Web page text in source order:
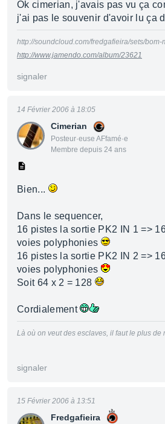
Ok cimerian, j'avais pas vu ça
j'ai pas le souvenir d'avoir lu ça
http://soundcloud.com/fredgafieira/sets/bom-
http://www.jamendo.com/album/23621
signaler
Cimerian
Posteur·euse AFfamé·e
Membre depuis 24 ans
14 Février 2006 à 18:05
Bien...
Dans le sequencer,
16 pistes la sortie PK2 IN 1 =>
voies polyphonies
16 pistes la sortie PK2 IN 2 =>
voies polyphonies
Soit 64 x 2 = 128
Cordialement
Là où on veut des esclaves, il faut le plus de
signaler
Fredgafieira
15 Février 2006 à 13:51